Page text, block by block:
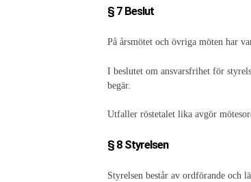
§ 7 Beslut
På årsmötet och övriga möten har
I beslutet om ansvarsfrihet för
begär.
Utfaller röstetalet lika avgör
§ 8 Styrelsen
Styrelsen består av ordförande och